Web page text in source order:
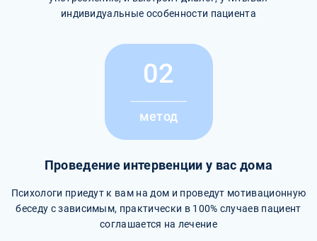
индивидуальные особенности пациента
02
метод
Проведение интервенции у вас дома
Психологи приедут к вам на дом и проведут мотивационную
беседу с зависимым, практически в 100% случаев пациент
соглашается на лечение